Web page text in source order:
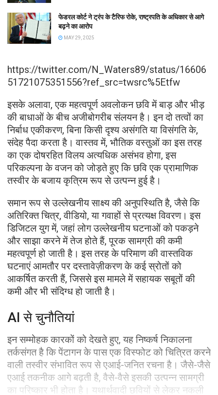
फेडरल कोर्ट ने ट्रंप के टैरिफ रोके, राष्ट्रपति के अधिकार से आगे
बढ़ने का आरोप
MAY 29, 2025
https://twitter.com/N_Waters89/status/16606
51721075351556?ref_src=twsrc%5Etfw
इसके अलावा, एक महत्वपूर्ण अवलोकन छवि में बाड़ और भीड़
की बाधाओं के बीच अजीबोगरीब संलयन है। इन दो तत्वों का
निर्बाध एकीकरण, बिना किसी दृश्य असंगति या विसंगति के,
संदेह पैदा करता है। वास्तव में, भौतिक वस्तुओं का इस तरह
का एक दोषरहित विलय अत्यधिक असंभव होगा, इस
परिकल्पना के वजन को जोड़ते हुए कि छवि एक प्रामाणिक
तस्वीर के बजाय कृत्रिम रूप से उत्पन्न हुई है।
समान रूप से उल्लेखनीय साक्ष्य की अनुपस्थिति है, जैसे कि
अतिरिक्त चित्र, वीडियो, या गवाहों से प्रत्यक्ष विवरण। इस
डिजिटल युग में, जहां लोग उल्लेखनीय घटनाओं को पकड़ने
और साझा करने में तेज होते हैं, पूरक सामग्री की कमी
महत्वपूर्ण हो जाती है। इस तरह के परिमाण की वास्तविक
घटनाएं आमतौर पर दस्तावेज़ीकरण के कई स्रोतों को
आकर्षित करती हैं, जिससे इस मामले में सहायक सबूतों की
कमी और भी संदिग्ध हो जाती है।
AI से चुनौतियां
इन सम्मोहक कारकों को देखते हुए, यह निष्कर्ष निकालना
तर्कसंगत है कि पेंटागन के पास एक विस्फोट को चित्रित करने
वाली तस्वीर संभावित रूप से एआई-जनित रचना है। जैसे-जैसे
एआई तकनीक आगे बढ़ती है, वैसे-वैसे इसकी उत्पन्न सामग्री
का परिष्कार भी होता है। यथार्थवादी छवियों से लेकर नकली